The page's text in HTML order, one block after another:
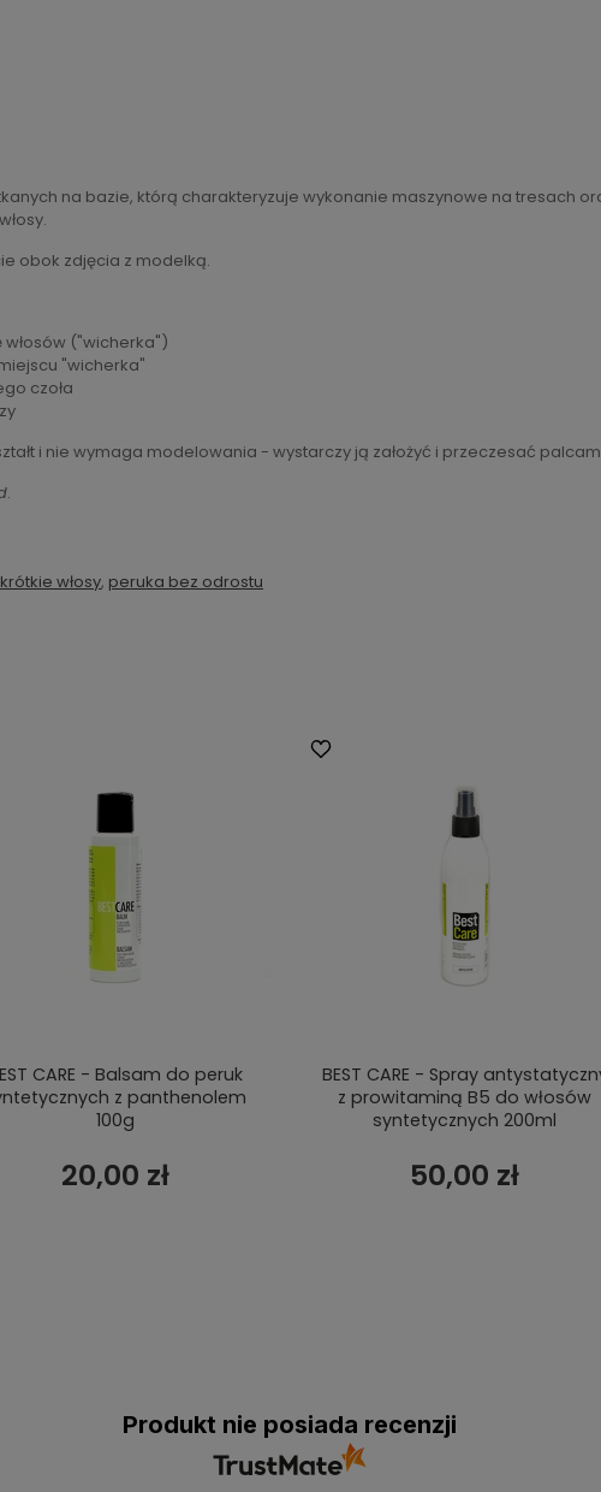
na bazie, którą charakteryzuje wykonanie maszynowe na tresach
obok zdjęcia z modelką.
("wicherka")
"wicherka"
czoła
i nie wymaga modelowania - wystarczy ją założyć i przeczesać
.
włosy, peruka bez odrostu
CARE - Balsam do peruk
z panthenolem
100g
20,00 zł
BEST CARE - Spray
z prowitaminą B5 do włosów
syntetycznych 200ml
50,00 zł
Produkt nie posiada recenzji